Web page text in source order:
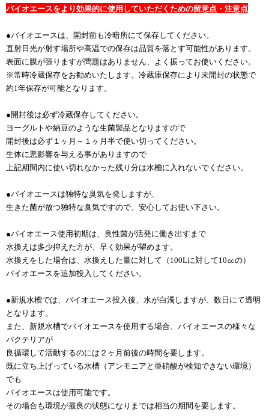
バイオエースをより効果的に使用していただくための留意点・注意点
●バイオエースは、開封前も冷暗所にて保存してください。
直射日光が射す場所や高温での保存は品質を落とす可能性があります。
表面に膜が張りますが問題はありません、よく振ってお使いください。
※常時冷蔵保存をお勧めいたします。冷蔵庫保存により未開封の状態で
約1年保存が可能となります。
●開封後は必ず冷蔵保存してください。
ヨーグルトや納豆のような生菌製品となりますので
開封後は必ず１ヶ月～１ ヶ 月半で使い切ってください。
生体に悪影響を与える事がありますので
上記期間内に使い切れなかった残り分は水槽に入れないでください。
●バイオエースは独特な臭気を発しますが、
生きた菌が放つ独特な臭気ですので、安心してお使い下さい。
●バイオエース使用初期は、良性菌が活発に働き出すまで
水換えは多少抑えた方が、早く効果が望めます。
水換えをした場合は、水換えした量に対して（100Lに対して10㏄の）
バイオエースを追加投入してください。
●新規水槽では、バイオエース投入後、水が白濁しますが、 数日にて透明
となります。
また、新規水槽でバイオエースを使用する場合、バイオエースの様々な
バクテリアが
良循環して活動するのには２ヶ月前後の時間を要します。
既に立ち上げっている水槽（アンモニアと亜硝酸が検知できない環境）
でも
バイオエースは使用可能です。
その場合も環境が最良の状態になりまでは相当の期間を要します。